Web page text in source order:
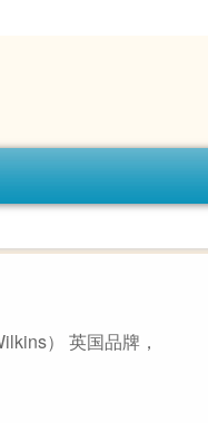
） 英国品牌，